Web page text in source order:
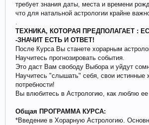
требует знания даты, места и времени
что для натальной астрологии крайне
.
ТЕХНИКА, КОТОРАЯ ПРЕДПОЛАГАЕТ :
-ЗНАЧИТ ЕСТЬ И ОТВЕТ!
После Курса Вы станете хорарным
Научитесь прогнозировать события.
Это даст Вам свободу Выбора и уйдут
Научитесь "слышать" себя, свои истинные
потребности!
Вы влюбитесь в Астрологию, как люблю ее
Общая ПРОГРАММА КУРСА:
*Введение в Хорарную Астрологию.